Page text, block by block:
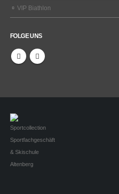
VIP Biathlon
FOLGE UNS